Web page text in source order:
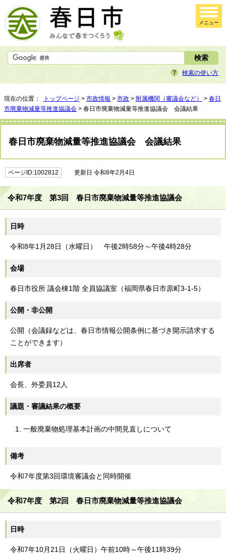
メニュー
検索の使い方
現在の位置： トップページ > 市政情報 > 市政 > 附属機関（審議会など） > 春日
市廃棄物減量等推進協議会 > 春日市廃棄物減量等推進協議会 会議結果
春日市廃棄物減量等推進協議会 会議結果
ページID:1002812 更新日 令和8年2月4日
令和7年度 第3回 春日市廃棄物減量等推進協議会
日時
令和8年1月28日（水曜日） 午後2時58分～午後4時28分
会場
春日市役所 議会棟1階 全員協議室（福岡県春日市原町3-1-5）
公開・非公開
公開（会議録などは、春日市情報公開条例に基づき開示請求する
ことができます）
出席者
会長、外委員12人
議題・審議結果の概要
一般廃棄物処理基本計画の中間見直しについて
備考
令和7年度第3回環境審議会と同時開催
令和7年度 第2回 春日市廃棄物減量等推進協議会
日時
令和7年10月21日（火曜日）午前10時～午後11時39分